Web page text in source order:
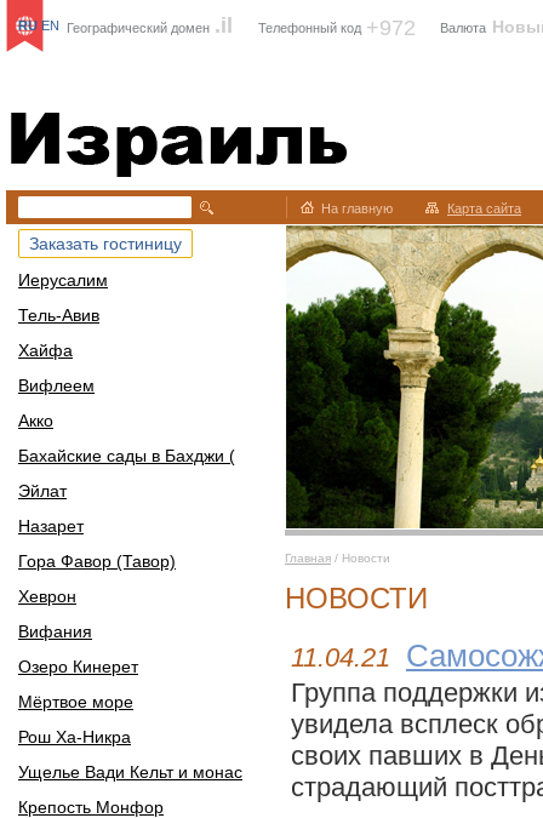
Израиль
Географический домен .il Телефонный код +972 Валюта
RU EN
На главную Карта сайта
Заказать гостиницу
Иерусалим
Тель-Авив
Хайфа
Вифлеем
Акко
Бахайские сады в Бахджи (
Эйлат
Назарет
Гора Фавор (Тавор)
Хеврон
Вифания
Озеро Кинерет
Мёртвое море
Рош Ха-Никра
Ущелье Вади Кельт и монас
Крепость Монфор
Главная / Новости
НОВОСТИ
11.04.21
Группа поддержки
увидела всплеск
своих павших в
страдающий